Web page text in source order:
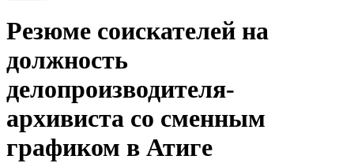
Резюме соискателей на
должность
делопроизводителя-
архивиста со сменным
графиком в Атиге